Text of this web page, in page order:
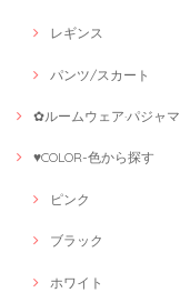
レギンス
パンツ/スカート
✿ルームウェア·パジャマ
♥COLOR-色から探す
ピンク
ブラック
ホワイト